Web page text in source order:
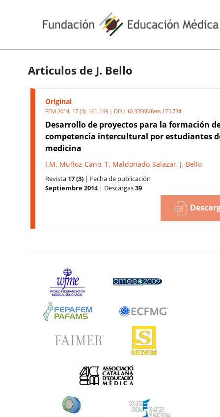
Articulos de J. Bello
Original
FEM 2014; 17 (3): 161-169 | DOI: 10.33588/fem.173.734
Desarrollo de proyectos para la formación
competencia intercultural por estudiantes
medicina
J.M. Muñoz-Cano, T. Maldonado-Salazar, J. Bello
Revista 17 (3) | Fecha de publicación
Septiembre 2014 | Descargas39